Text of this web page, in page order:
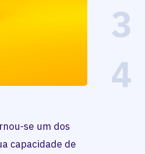
se um dos
capacidade de
3
4